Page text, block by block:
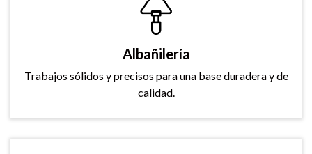
Albañilería
Trabajos sólidos y precisos para una base duradera y de
calidad.